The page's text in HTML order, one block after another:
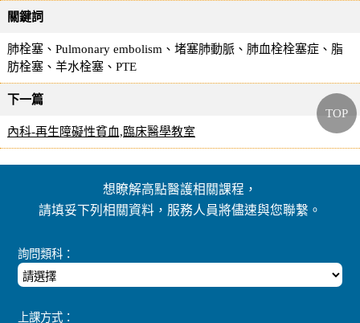
關鍵詞
肺栓塞、Pulmonary embolism、堵塞肺動脈、肺血栓栓塞症、脂
肪栓塞、羊水栓塞、PTE
下一篇
內科-再生障礙性貧血,臨床醫學教室
想瞭解高點醫護相關課程，
請填妥下列相關資料，服務人員將儘速與您聯繫。
詢問類科：
上課方式：
TOP